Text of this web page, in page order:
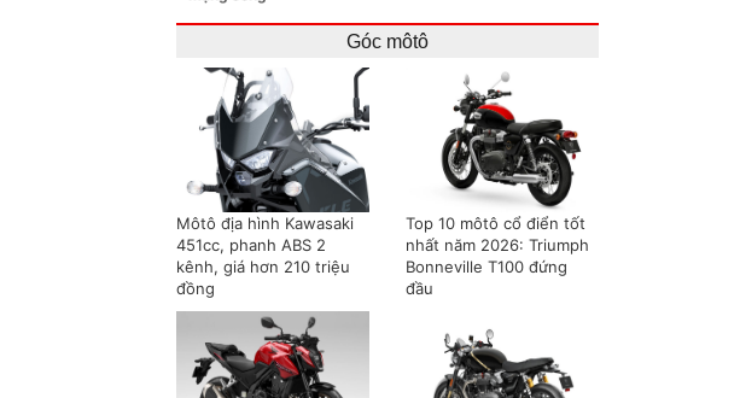
Góc môtô
Môtô địa hình Kawasaki
451cc, phanh ABS 2
kênh, giá hơn 210 triệu
đồng
Top 10 môtô cổ điển tốt
nhất năm 2026: Triumph
Bonneville T100 đứng
đầu